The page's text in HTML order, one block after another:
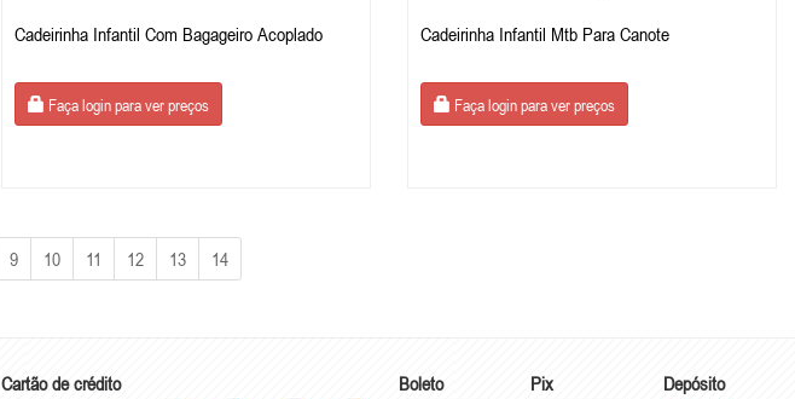
Cadeirinha Infantil Com Bagageiro Acoplado
Faça login para ver preços
Cadeirinha Infantil Mtb Para Canote
Faça login para ver preços
9 10 11 12 13 14
Cartão de crédito Boleto Pix Depósito